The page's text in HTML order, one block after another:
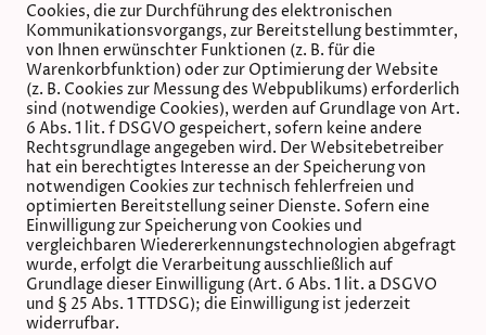
Cookies, die zur Durchführung des elektronischen
Kommunikationsvorgangs, zur Bereitstellung bestimmter,
von Ihnen erwünschter Funktionen (z. B. für die
Warenkorbfunktion) oder zur Optimierung der Website
(z. B. Cookies zur Messung des Webpublikums) erforderlich
sind (notwendige Cookies), werden auf Grundlage von Art.
6 Abs. 1 lit. f DSGVO gespeichert, sofern keine andere
Rechtsgrundlage angegeben wird. Der Websitebetreiber
hat ein berechtigtes Interesse an der Speicherung von
notwendigen Cookies zur technisch fehlerfreien und
optimierten Bereitstellung seiner Dienste. Sofern eine
Einwilligung zur Speicherung von Cookies und
vergleichbaren Wiedererkennungstechnologien abgefragt
wurde, erfolgt die Verarbeitung ausschließlich auf
Grundlage dieser Einwilligung (Art. 6 Abs. 1 lit. a DSGVO
und § 25 Abs. 1 TTDSG); die Einwilligung ist jederzeit
widerrufbar.